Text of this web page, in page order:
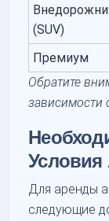
(SUV)
Премиум
Обратите
зависимости
Для аренды
следующие